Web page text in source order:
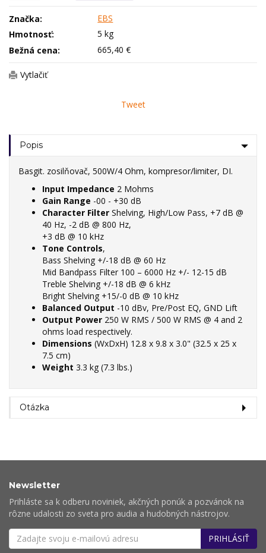
Značka:
EBS
Hmotnosť:
5 kg
Bežná cena:
665,40 €
Vytlačiť
Tweet
Popis
Basgit. zosilňovač, 500W/4 Ohm, kompresor/limiter, DI.
Input Impedance 2 Mohms
Gain Range -00 - +30 dB
Character Filter Shelving, High/Low Pass, +7 dB @
40 Hz, -2 dB @ 800 Hz,
+3 dB @ 10 kHz
Tone Controls,
Bass Shelving +/-18 dB @ 60 Hz
Mid Bandpass Filter 100 – 6000 Hz +/- 12-15 dB
Treble Shelving +/-18 dB @ 6 kHz
Bright Shelving +15/-0 dB @ 10 kHz
Balanced Output -10 dBv, Pre/Post EQ, GND Lift
Output Power 250 W RMS / 500 W RMS @ 4 and 2
ohms load respectively.
Dimensions (WxDxH) 12.8 x 9.8 x 3.0" (32.5 x 25 x
7.5 cm)
Weight 3.3 kg (7.3 lbs.)
Otázka
Newsletter
Prihláste sa k odberu noviniek, akčných ponúk a pozvánok na
rôzne udalosti zo sveta pro audia a hudobných nástrojov.
PRIHLÁSIŤ